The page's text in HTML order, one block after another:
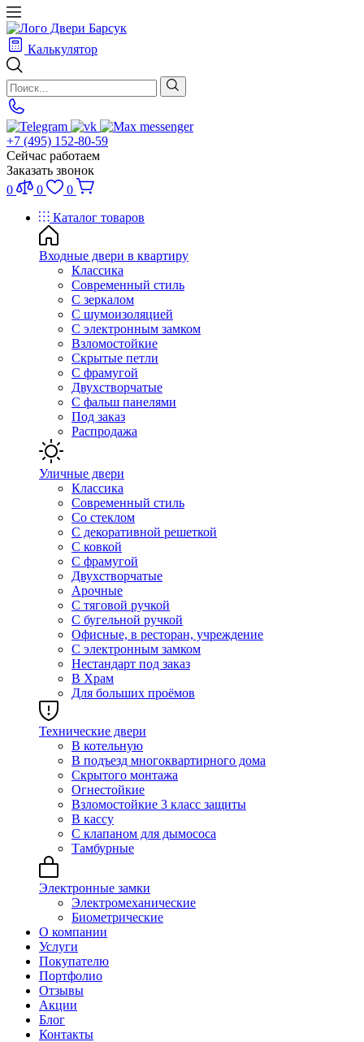
Калькулятор
+7 (495) 152-80-59
Сейчас работаем
Заказать звонок
0
0
0
Каталог товаров
Входные двери в квартиру
Классика
Современный стиль
С зеркалом
С шумоизоляцией
С электронным замком
Взломостойкие
Скрытые петли
С фрамугой
Двухстворчатые
С фальш панелями
Под заказ
Распродажа
Уличные двери
Классика
Современный стиль
Со стеклом
С декоративной решеткой
С ковкой
С фрамугой
Двухстворчатые
Арочные
С тяговой ручкой
С бугельной ручкой
Офисные, в ресторан, учреждение
С электронным замком
Нестандарт под заказ
В Храм
Для больших проёмов
Технические двери
В котельную
В подъезд многоквартирного дома
Скрытого монтажа
Огнестойкие
Взломостойкие 3 класс защиты
В кассу
С клапаном для дымососа
Тамбурные
Электронные замки
Электромеханические
Биометрические
О компании
Услуги
Покупателю
Портфолио
Отзывы
Акции
Блог
Контакты